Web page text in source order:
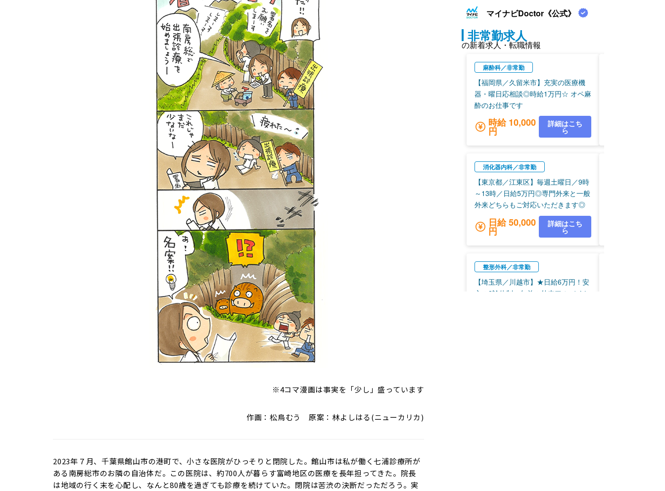
※4コマ漫画は事実を「少し」盛っています
作画：松鳥むう 原案：林よしはる(ニューカリカ)
2023年７月、千葉県館山市の港町で、小さな医院がひっそりと閉院した。館山市は私が働く七浦診療所が
ある南房総市のお隣の自治体だ。この医院は、約700人が暮らす富崎地区の医療を長年担ってきた。院長
は地域の行く末を心配し、なんと80歳を過ぎても診療を続けていた。閉院は苦渋の決断だっただろう。実